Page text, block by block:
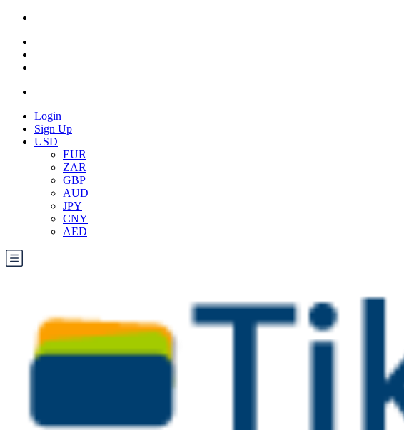
Login
Sign Up
USD
EUR
ZAR
GBP
AUD
JPY
CNY
AED